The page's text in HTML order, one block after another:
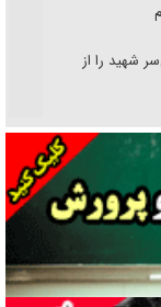
شهید را از
رهبر شهید را